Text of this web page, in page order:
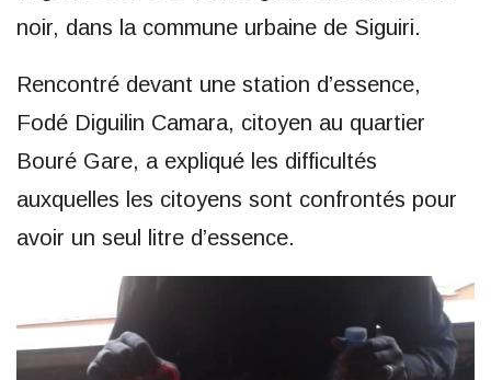
noir, dans la commune urbaine de Siguiri.
Rencontré devant une station d’essence,
Fodé Diguilin Camara, citoyen au quartier
Bouré Gare, a expliqué les difficultés
auxquelles les citoyens sont confrontés pour
avoir un seul litre d’essence.